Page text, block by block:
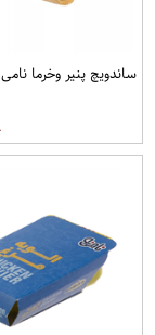
ساندویچ پنیر وخرما